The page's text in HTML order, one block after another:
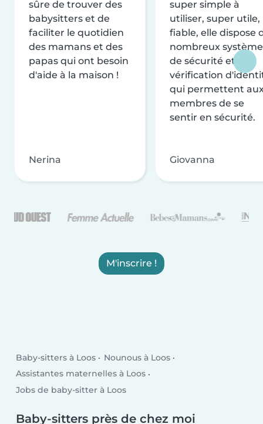
sûre de trouver des
babysitters et de
faciliter le quotidien
des mamans et des
papas qui ont besoin
d'aide à la maison !
Nerina
super simple à
utiliser, super utile,
fiable, elle dispose
nombreux
de sécurité et de
vérification
qui permettent
membres de se
sentir en sécurité.
Giovanna
M'inscrire !
Baby-sitters à Loos
Nounous à Loos
Assistantes maternelles à Loos
Jobs de baby-sitter à Loos
Baby-sitters près de chez moi